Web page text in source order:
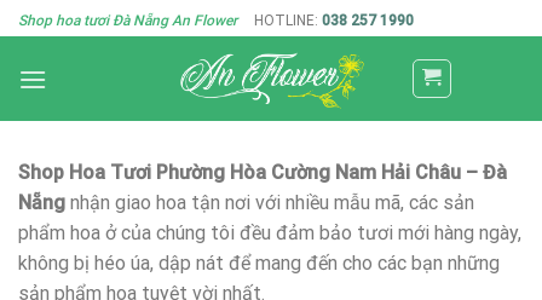
Skip
to
content
Shop hoa tươi Đà Nẵng An Flower HOTLINE: 038 257 1990
Shop Hoa Tươi Phường Hòa Cường Nam Hải Châu – Đà
Nẵng nhận giao hoa tận nơi với nhiều mẫu mã, các sản
phẩm hoa ở của chúng tôi đều đảm bảo tươi mới hàng ngày,
không bị héo úa, dập nát để mang đến cho các bạn những
sản phẩm hoa tuyệt vời nhất.